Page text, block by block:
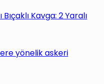
Kavga: 2 Yaralı
yönelik askeri